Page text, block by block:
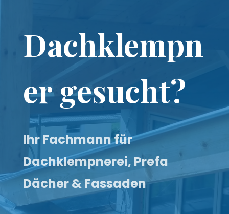
Dachklempn
er gesucht?
Ihr Fachmann für
Dachklempnerei, Prefa
Dächer & Fassaden